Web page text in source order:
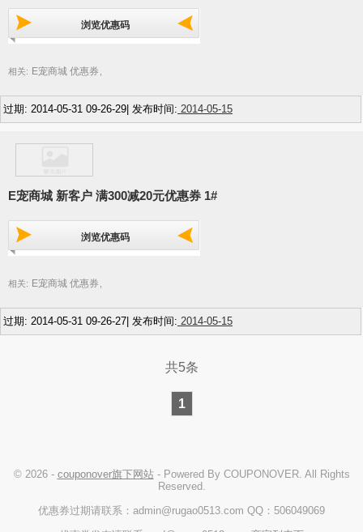
浏览优惠码
相关: E宠商城 优惠券
过期: 2014-05-31 09-26-29| 发布时间: 2014-05-15
E宠商城 新客户 满300减20元优惠券 1#
浏览优惠码
相关: E宠商城 优惠券
过期: 2014-05-31 09-26-27| 发布时间: 2014-05-15
共5条
1
© 2026 - couponover旗下网站- Powered By COUPONOVER. All Rights
Reserved.
优惠券过期请联系：admin@rugao0513.com QQ：506049069